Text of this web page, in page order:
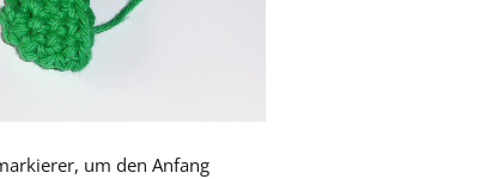
um den Anfang